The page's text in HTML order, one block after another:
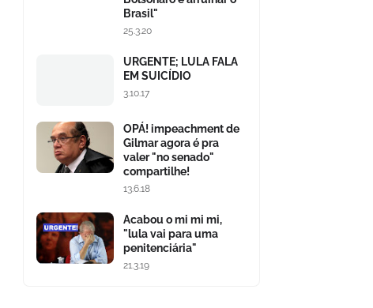
Brasil"
25.3.20
URGENTE; LULA FALA
EM SUICÍDIO
3.10.17
OPÁ! impeachment de
Gilmar agora é pra
valer "no senado"
compartilhe!
13.6.18
Acabou o mi mi mi,
"lula vai para uma
penitenciária"
21.3.19